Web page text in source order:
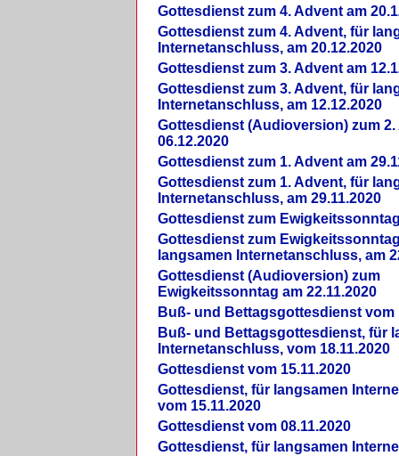
Gottesdienst zum 4. Advent am
Gottesdienst zum 4. Advent, für
Internetanschluss, am 20.12.2020
Gottesdienst zum 3. Advent am
Gottesdienst zum 3. Advent, für
Internetanschluss, am 12.12.2020
Gottesdienst (Audioversion) zum 2.
06.12.2020
Gottesdienst zum 1. Advent am
Gottesdienst zum 1. Advent, für
Internetanschluss, am 29.11.2020
Gottesdienst zum
Gottesdienst zum
langsamen Internetanschluss, am
Gottesdienst (Audioversion) zum
Ewigkeitssonntag am 22.11.2020
Buß- und Bettagsgottesdienst vom
Buß- und Bettagsgottesdienst, für
Internetanschluss, vom 18.11.2020
Gottesdienst vom 15.11.2020
Gottesdienst, für langsamen
vom 15.11.2020
Gottesdienst vom 08.11.2020
Gottesdienst, für langsamen